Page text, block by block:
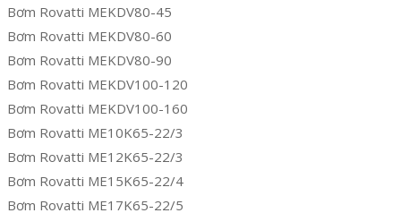
Bơm Rovatti MEKDV80-45
Bơm Rovatti MEKDV80-60
Bơm Rovatti MEKDV80-90
Bơm Rovatti MEKDV100-120
Bơm Rovatti MEKDV100-160
Bơm Rovatti ME10K65-22/3
Bơm Rovatti ME12K65-22/3
Bơm Rovatti ME15K65-22/4
Bơm Rovatti ME17K65-22/5